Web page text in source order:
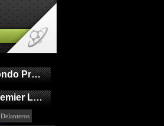
Último video del futmondo Premier League
Plantilla - futmondo Premier League
Delanteros